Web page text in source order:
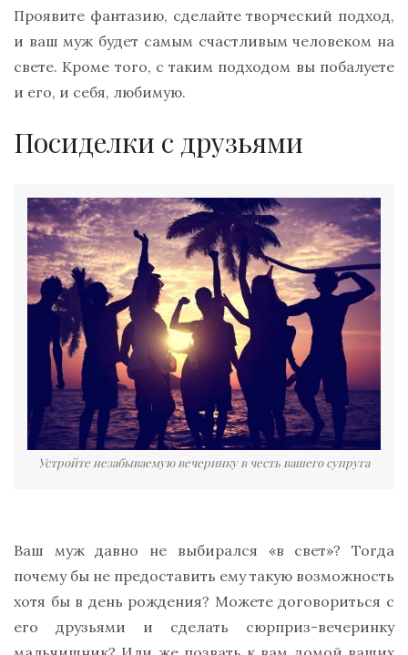
Проявите фантазию, сделайте творческий подход,
и ваш муж будет самым счастливым человеком на
свете. Кроме того, с таким подходом вы побалуете
и его, и себя, любимую.
Посиделки с друзьями
Устройте незабываемую вечеринку в честь вашего супруга
Ваш муж давно не выбирался «в свет»? Тогда
почему бы не предоставить ему такую возможность
хотя бы в день рождения? Можете договориться с
его друзьями и сделать сюрприз-вечеринку